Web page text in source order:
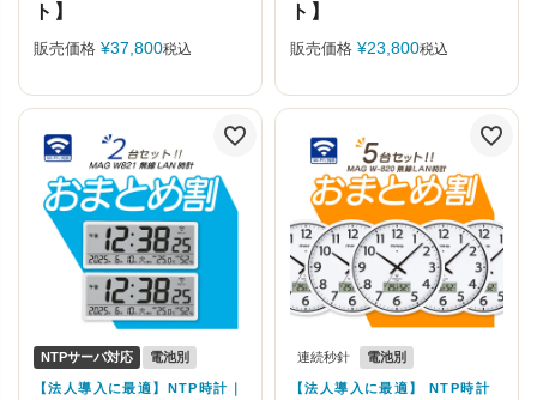
ト】
販売価格 ¥37,800税込
ト】
販売価格 ¥23,800税込
NTPサーバ対応 電池別
【法人導入に最適】NTP時計｜
連続秒針 電池別
【法人導入に最適】 NTP時計